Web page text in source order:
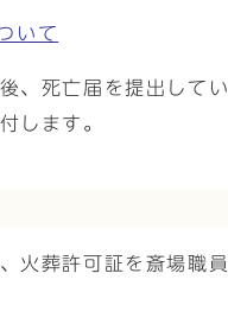
いて
、死亡届を提出して
します。
火葬許可証を斎場職